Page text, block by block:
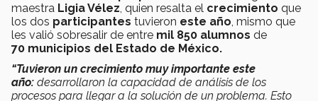
maestra Ligia Vélez , quien resalta el crecimiento que
los dos participantes tuvieron este año , mismo que
les valió sobresalir de entre mil 850 alumnos de
70 municipios del Estado de México.
“Tuvieron un crecimiento muy importante este
año: desarrollaron la capacidad de análisis de los
procesos para llegar a la solución de un problema. Esto